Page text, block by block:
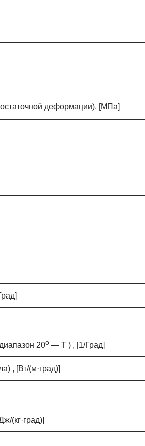
деформации), [МПа]
20o — T ) , [1/Град]
, [Вт/(м·град)]
(кг·град)]